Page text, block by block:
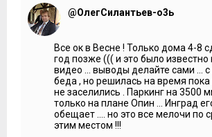
Жительницы:
всего надо минут 30–40 закладывать в
когда основной поток идет. А так минут
пробок можно доехать до ближайшего
«Саларьево».
Еще от станции Апрелевка до Киевского
может доставить электричка минут за
идти полчаса, проще доехать на 22
недавно здесь стал ездить. Остановка
@ОлегСилантьев-о3ь
Все ок в Весне ! Только дома 4-8
год позже ((( и это было
видео ... выводы делайте сами ... с
беда , но решилась на время
не заселились . Паркинг на 3500
только на плане Опин ... Инград
обещает .... но это все мелочи по
этим местом !!!